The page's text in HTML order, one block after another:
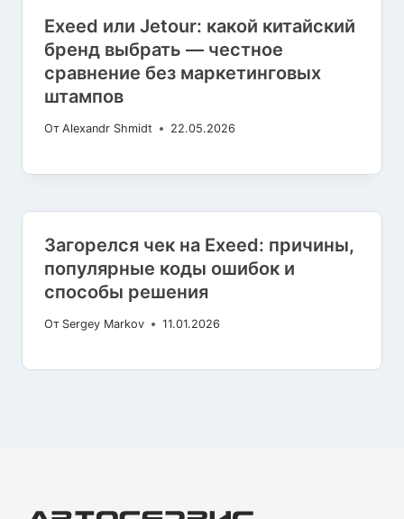
Exeed или Jetour: какой китайский
бренд выбрать — честное
сравнение без маркетинговых
штампов
От Alexandr Shmidt 22.05.2026
Загорелся чек на Exeed: причины,
популярные коды ошибок и
способы решения
От Sergey Markov 11.01.2026